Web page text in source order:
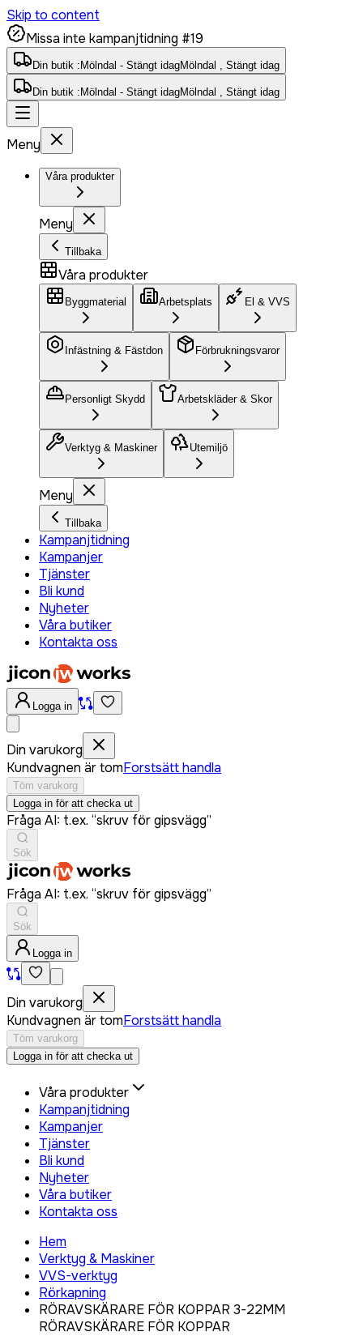
Skip to content
Missa inte kampanjtidning #19
Din butik : Mölndal - Stängt idagMölndal , Stängt idag
Din butik : Mölndal - Stängt idagMölndal , Stängt idag
Meny
Våra produkter
Meny
Tillbaka
Våra produkter
Byggmaterial Arbetsplats El & VVS
Infästning & Fästdon Förbrukningsvaror
Personligt Skydd Arbetskläder & Skor
Verktyg & Maskiner Utemiljö
Meny
Tillbaka
Kampanjtidning
Kampanjer
Tjänster
Bli kund
Nyheter
Våra butiker
Kontakta oss
Logga in
Din varukorg
Kundvagnen är tomForstsätt handla
Töm varukorg
Logga in för att checka ut
Fråga AI: t.ex. “skruv för gipsvägg”
Sök
Fråga AI: t.ex. “skruv för gipsvägg”
Sök
Logga in
Din varukorg
Kundvagnen är tomForstsätt handla
Töm varukorg
Logga in för att checka ut
Våra produkter
Kampanjtidning
Kampanjer
Tjänster
Bli kund
Nyheter
Våra butiker
Kontakta oss
Hem
Verktyg & Maskiner
VVS-verktyg
Rörkapning
RÖRAVSKÄRARE FÖR KOPPAR 3-22MM
RÖRAVSKÄRARE FÖR KOPPAR